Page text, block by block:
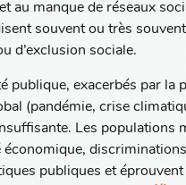
manque de réseaux
souvent ou très
d’exclusion sociale.
publique, exacerbés par la
(pandémie, crise
Les populations
publiques et